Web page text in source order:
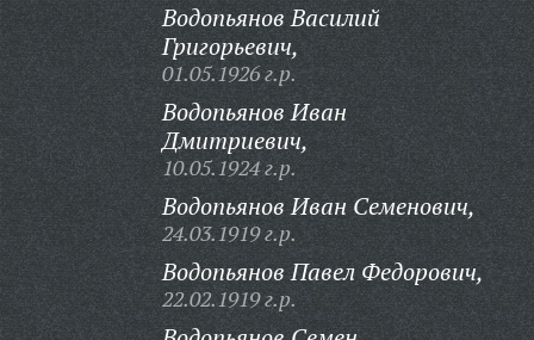
Водопьянов Василий
Григорьевич,
01.05.1926 г.р.
Водопьянов Иван
Дмитриевич,
10.05.1924 г.р.
Водопьянов Иван Семенович,
24.03.1919 г.р.
Водопьянов Павел Федорович,
22.02.1919 г.р.